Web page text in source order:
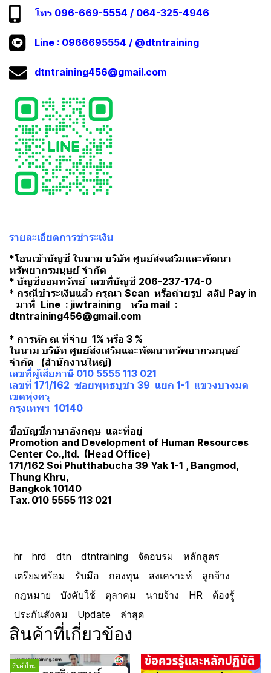
โทร 096-669-5554 / 064-325-4946
Line : 0966695554 / @dtntraining
dtntraining456@gmail.com
รายละเอียดการชำระเงิน
*โอนเข้าบัญชี ในนาม บริษัท ศูนย์ส่งเสริมและพัฒนา
ทรัพยากรมนุษย์ จำกัด
* บัญชีออมทรัพย์ เลขที่บัญชี 206-237-174-0
* กรณีชำระเงินแล้ว กรุณา Scan หรือถ่ายรูป สลิป Pay in
มาที่ Line : jiwtraining หรือ mail :
dtntraining456@gmail.com
* การหัก ณ ที่จ่าย 1% หรือ 3 %
ในนาม บริษัท ศูนย์ส่งเสริมและพัฒนาทรัพยากรมนุษย์
จำกัด (สำนักงานใหญ่)
เลขที่ผู้เสียภาษี 010 5555 113 021
เลขที่ 171/162 ซอยพุทธบูชา 39 แยก 1-1 แขวงบางมด
เขตทุ่งครุ
กรุงเทพฯ 10140
ชื่อบัญชีภาษาอังกฤษ และที่อยู่
Promotion and Development of Human Resources
Center Co.,ltd. (Head Office)
171/162 Soi Phutthabucha 39 Yak 1-1 , Bangmod,
Thung Khru,
Bangkok 10140
Tax. 010 5555 113 021
hr hrd dtn dtntraining จัดอบรม
หลักสูตร
เตรียมพร้อม
รับมือ กองทุน สงเคราะห์
ลูกจ้าง
กฎหมาย
บังคับใช้ ตุลาคม นายจ้าง HR
ต้องรู้
ประกันสังคม
Update ล่าสุด
สินค้าที่เกี่ยวข้อง
สินค้าใหม่